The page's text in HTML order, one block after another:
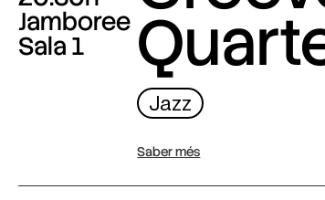
Jamboree
Sala 1
Jazz
Saber més